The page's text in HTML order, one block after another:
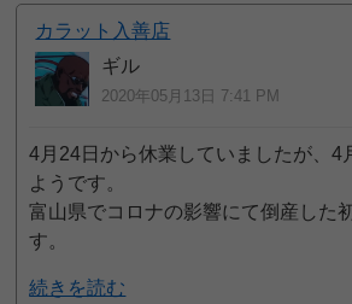
カラット入善店
ギル
2020年05月13日 7:41 PM
4月24日から休業していましたが、4
ようです。
富山県でコロナの影響にて倒産した
す。
続きを読む